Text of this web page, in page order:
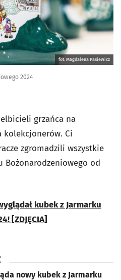
fot. Magdalena Pasiewicz
2024
grzańca na
Ci
zgromadzili wszystkie
Bożonarodzeniowego od
kubek z Jarmarku
[ZDJĘCIA]
nowy kubek z Jarmarku